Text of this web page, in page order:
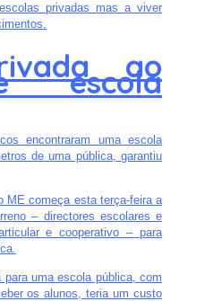
privadas mas a viver
ao
escola
encontraram uma escola
de uma pública, garantiu
ME começa esta terça-feira a
– directores escolares e
e cooperativo – para
uma escola pública, com
os alunos, teria um custo